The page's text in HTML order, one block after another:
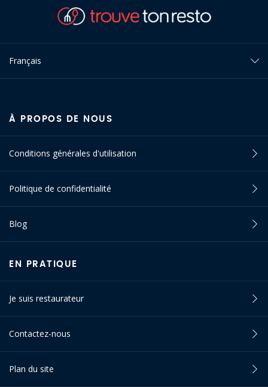
Français
À PROPOS DE NOUS
Conditions générales d'utilisation
Politique de confidentialité
Blog
EN PRATIQUE
Je suis restaurateur
Contactez-nous
Plan du site